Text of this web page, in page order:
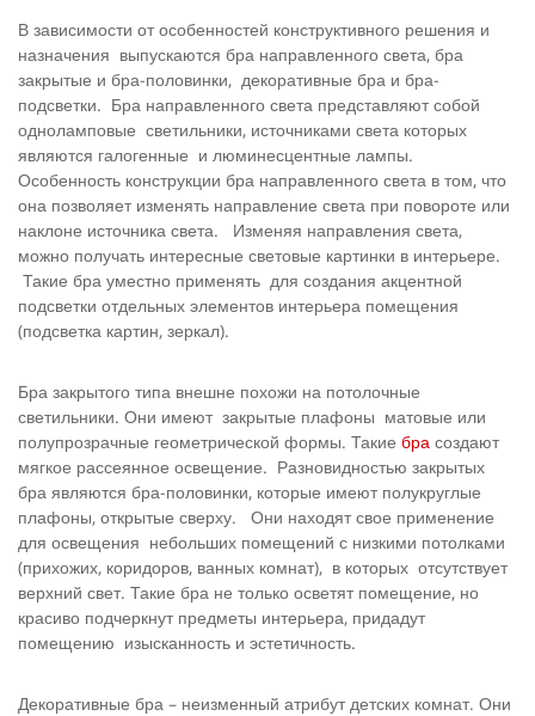
В зависимости от особенностей конструктивного решения и
назначения выпускаются бра направленного света, бра
закрытые и бра-половинки, декоративные бра и бра-
подсветки. Бра направленного света представляют собой
одноламповые светильники, источниками света которых
являются галогенные и люминесцентные лампы.
Особенность конструкции бра направленного света в том, что
она позволяет изменять направление света при повороте или
наклоне источника света. Изменяя направления света,
можно получать интересные световые картинки в интерьере.
Такие бра уместно применять для создания акцентной
подсветки отдельных элементов интерьера помещения
(подсветка картин, зеркал).
Бра закрытого типа внешне похожи на потолочные
светильники. Они имеют закрытые плафоны матовые или
полупрозрачные геометрической формы. Такие бра создают
мягкое рассеянное освещение. Разновидностью закрытых
бра являются бра-половинки, которые имеют полукруглые
плафоны, открытые сверху. Они находят свое применение
для освещения небольших помещений с низкими потолками
(прихожих, коридоров, ванных комнат), в которых отсутствует
верхний свет. Такие бра не только осветят помещение, но
красиво подчеркнут предметы интерьера, придадут
помещению изысканность и эстетичность.
Декоративные бра – неизменный атрибут детских комнат. Они